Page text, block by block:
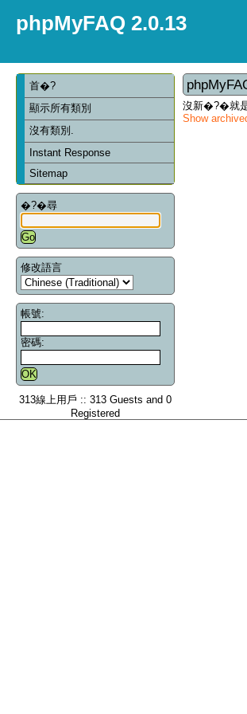
phpMyFAQ 2.0.13
首�?
顯示所有類別
沒有類別.
Instant Response
Sitemap
�?�尋
修改語言
帳號:
密碼:
313線上用戶 :: 313 Guests and 0
Registered
沒新�?�就
Show